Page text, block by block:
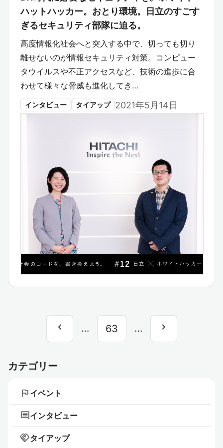
ハットハッカー。おとり環境。日立のすごす
ぎるセキュリティ部隊に迫る。
高度情報化社会へと突入する中で、切っても切り
離せないのが情報セキュリティ対策。コンピュー
タウイルスや不正アクセスなど、技術の進歩に合
わせて様々な脅威も進化してき…
インタビュー タイアップ 2021年5月14日
chevron_left … 63 … chevron_right
カテゴリー
flag イベント
commentインタビュー
handshakeタイアップ